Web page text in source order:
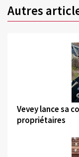
Autres
Vevey lance sa
propriétaires